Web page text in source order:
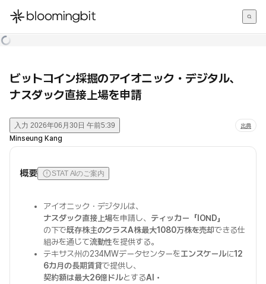
한국어
ビットコイン採掘のアイオニック・デジタル、
ナスダック直接上場を申請
入力 2026年06月30日 午前5:39 出典
Minseung Kang
概要 STAT AIのご案内
アイオニック・デジタルは、
ナスダック直接上場を申請し、 ティッカー「IOND」
の下で既存株主のクラスA株最大1080万株を売却できる仕
組みを通じて流動性を提供する。
テキサス州の234MWデータセンターをエンスケールに12
6カ月の長期賃貸で提供し、
契約額は最大26億ドルとするAI・